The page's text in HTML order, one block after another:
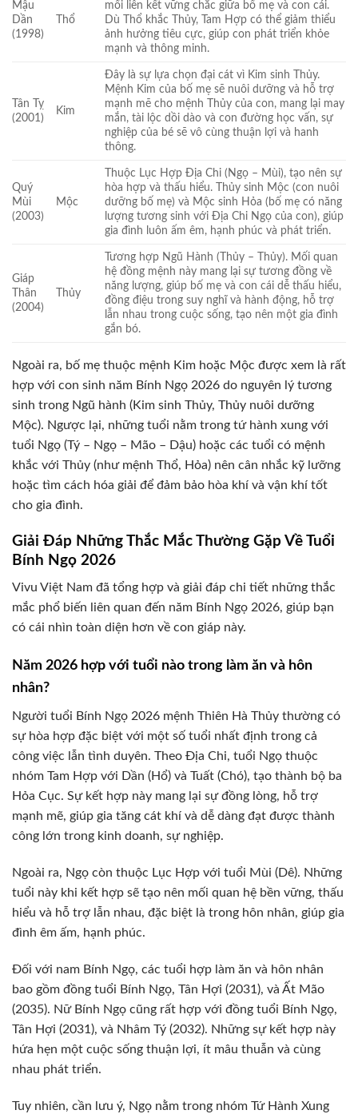
Mậu
Dần
(1998)
Thổ
mối liên kết vững chắc giữa bố mẹ và con cái.
Dù Thổ khắc Thủy, Tam Hợp có thể giảm thiểu
ảnh hưởng tiêu cực, giúp con phát triển khỏe
mạnh và thông minh.
Tân Tỵ
(2001)
Kim
Đây là sự lựa chọn đại cát vì Kim sinh Thủy.
Mệnh Kim của bố mẹ sẽ nuôi dưỡng và hỗ trợ
mạnh mẽ cho mệnh Thủy của con, mang lại may
mắn, tài lộc dồi dào và con đường học vấn, sự
nghiệp của bé sẽ vô cùng thuận lợi và hanh
thông.
Quý
Mùi
(2003)
Mộc
Thuộc Lục Hợp Địa Chi (Ngọ – Mùi), tạo nên sự
hòa hợp và thấu hiểu. Thủy sinh Mộc (con nuôi
dưỡng bố mẹ) và Mộc sinh Hỏa (bố mẹ có năng
lượng tương sinh với Địa Chi Ngọ của con), giúp
gia đình luôn ấm êm, hạnh phúc và phát triển.
Giáp
Thân
(2004)
Thủy
Tương hợp Ngũ Hành (Thủy – Thủy). Mối quan
hệ đồng mệnh này mang lại sự tương đồng về
năng lượng, giúp bố mẹ và con cái dễ thấu hiểu,
đồng điệu trong suy nghĩ và hành động, hỗ trợ
lẫn nhau trong cuộc sống, tạo nên một gia đình
gắn bó.
Ngoài ra, bố mẹ thuộc mệnh Kim hoặc Mộc được xem là rất
hợp với con sinh năm Bính Ngọ 2026 do nguyên lý tương
sinh trong Ngũ hành (Kim sinh Thủy, Thủy nuôi dưỡng
Mộc). Ngược lại, những tuổi nằm trong tứ hành xung với
tuổi Ngọ (Tý – Ngọ – Mão – Dậu) hoặc các tuổi có mệnh
khắc với Thủy (như mệnh Thổ, Hỏa) nên cân nhắc kỹ lưỡng
hoặc tìm cách hóa giải để đảm bảo hòa khí và vận khí tốt
cho gia đình.
Giải Đáp Những Thắc Mắc Thường Gặp Về Tuổi
Bính Ngọ 2026
Vivu Việt Nam đã tổng hợp và giải đáp chi tiết những thắc
mắc phổ biến liên quan đến năm Bính Ngọ 2026, giúp bạn
có cái nhìn toàn diện hơn về con giáp này.
Năm 2026 hợp với tuổi nào trong làm ăn và hôn
nhân?
Người tuổi Bính Ngọ 2026 mệnh Thiên Hà Thủy thường có
sự hòa hợp đặc biệt với một số tuổi nhất định trong cả
công việc lẫn tình duyên. Theo Địa Chi, tuổi Ngọ thuộc
nhóm Tam Hợp với Dần (Hổ) và Tuất (Chó), tạo thành bộ ba
Hỏa Cục. Sự kết hợp này mang lại sự đồng lòng, hỗ trợ
mạnh mẽ, giúp gia tăng cát khí và dễ dàng đạt được thành
công lớn trong kinh doanh, sự nghiệp.
Ngoài ra, Ngọ còn thuộc Lục Hợp với tuổi Mùi (Dê). Những
tuổi này khi kết hợp sẽ tạo nên mối quan hệ bền vững, thấu
hiểu và hỗ trợ lẫn nhau, đặc biệt là trong hôn nhân, giúp gia
đình êm ấm, hạnh phúc.
Đối với nam Bính Ngọ, các tuổi hợp làm ăn và hôn nhân
bao gồm đồng tuổi Bính Ngọ, Tân Hợi (2031), và Ất Mão
(2035). Nữ Bính Ngọ cũng rất hợp với đồng tuổi Bính Ngọ,
Tân Hợi (2031), và Nhâm Tý (2032). Những sự kết hợp này
hứa hẹn một cuộc sống thuận lợi, ít mâu thuẫn và cùng
nhau phát triển.
Tuy nhiên, cần lưu ý, Ngọ nằm trong nhóm Tứ Hành Xung